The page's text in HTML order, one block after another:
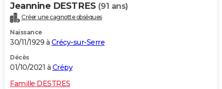
Jeannine DESTRES (91 ans)
Créer une cagnotte obsèques
Naissance
30/11/1929 à Crécy-sur-Serre
Décès
01/10/2021 à Crépy
Famille DESTRES